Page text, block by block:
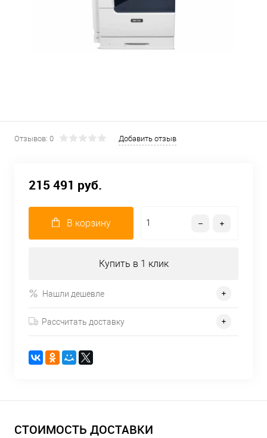
Отзывов: 0 Добавить отзыв
215 491 руб.
В корзину
Купить в 1 клик
Нашли дешевле
Рассчитать доставку
СТОИМОСТЬ ДОСТАВКИ